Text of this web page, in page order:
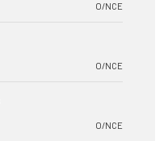
O/NCE
O/NCE
O/NCE